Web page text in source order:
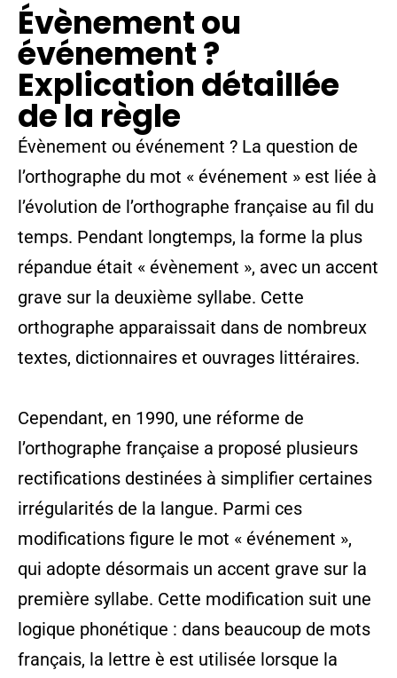
Évènement ou
événement ?
Explication détaillée
de la règle
Évènement ou événement ? La question de
l’orthographe du mot « événement » est liée à
l’évolution de l’orthographe française au fil du
temps. Pendant longtemps, la forme la plus
répandue était « évènement », avec un accent
grave sur la deuxième syllabe. Cette
orthographe apparaissait dans de nombreux
textes, dictionnaires et ouvrages littéraires.
Cependant, en 1990, une réforme de
l’orthographe française a proposé plusieurs
rectifications destinées à simplifier certaines
irrégularités de la langue. Parmi ces
modifications figure le mot « événement »,
qui adopte désormais un accent grave sur la
première syllabe. Cette modification suit une
logique phonétique : dans beaucoup de mots
français, la lettre è est utilisée lorsque la